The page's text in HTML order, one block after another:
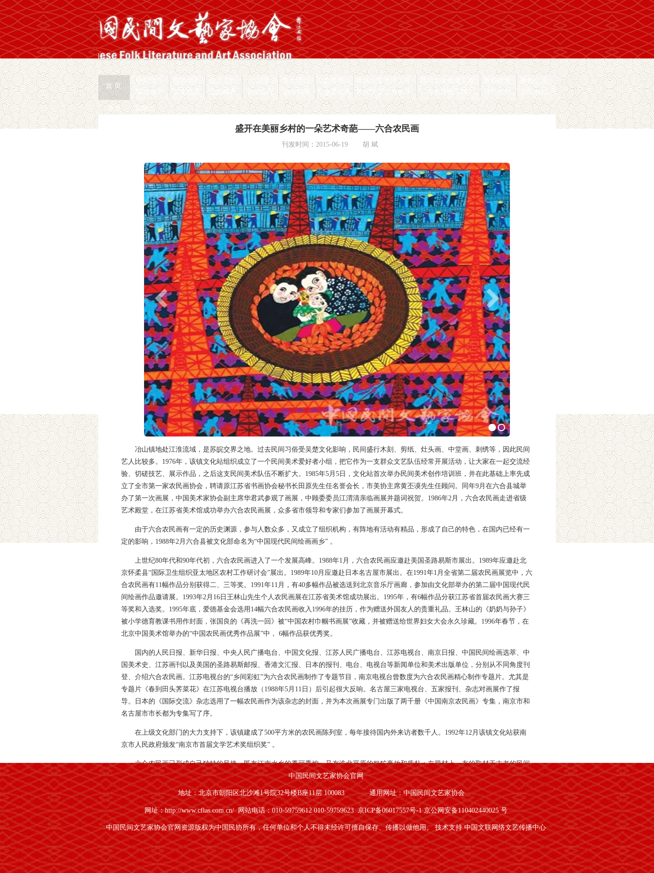
首 页
中国民协 民协动态 会员工作 山花奖 节会活动 工艺博览会 民间文学大系工程 民间文化抢救工程 民协视频
通知公示
权益保护
文化交流 志愿服务 专家观点 协会刊物 专业委员会 民间文艺之乡名录 传承传播工程 地方民协 在线办公
首页 > 新闻页
盛开在美丽乡村的一朵艺术奇葩——六合农民画
刊发时间：2015-06-19 胡 斌
冶山镇地处江淮流域，是苏皖交界之地。过去民间习俗受吴楚文化影响，民间盛行木刻、剪纸、灶头画、中堂画、刺绣等，因此民间
艺人比较多。1976年，该镇文化站组织成立了一个民间美术爱好者小组，把它作为一支群众文艺队伍经常开展活动，让大家在一起交流经
验、切磋技艺、展示作品，之后这支民间美术队伍不断扩大。1985年5月5日，文化站首次举办民间美术创作培训班，并在此基础上率先成
立了全市第一家农民画协会，聘请原江苏省书画协会秘书长田原先生任名誉会长，市美协主席黄丕谟先生任顾问。同年9月在六合县城举
办了第一次画展，中国美术家协会副主席华君武参观了画展，中顾委委员江渭清亲临画展并题词祝贺。1986年2月，六合农民画走进省级
艺术殿堂，在江苏省美术馆成功举办六合农民画展，众多省市领导和专家们参加了画展开幕式。
由于六合农民画有一定的历史渊源，参与人数众多，又成立了组织机构，有阵地有活动有精品，形成了自己的特色，在国内已经有一
定的影响，1988年2月六合县被文化部命名为“中国现代民间绘画画乡” 。
上世纪80年代和90年代初，六合农民画进入了一个发展高峰。1988年1月，六合农民画应邀赴美国圣路易斯市展出。1989年应邀赴北
京怀柔县“国际卫生组织亚太地区农村工作研讨会”展出。1989年10月应邀赴日本名古屋市展出。在1991年1月全省第二届农民画展览中，六
合农民画有11幅作品分别获得二、三等奖。1991年11月，有40多幅作品被选送到北京音乐厅画廊，参加由文化部举办的第二届中国现代民
间绘画作品邀请展。1993年2月16日王林山先生个人农民画展在江苏省美术馆成功展出。1995年，有6幅作品分获江苏省首届农民画大赛三
等奖和入选奖。1995年底，爱德基金会选用14幅六合农民画收入1996年的挂历，作为赠送外国友人的贵重礼品。王林山的《奶奶与孙子》
被小学德育教课书用作封面，张国良的《再洗一回》被“中国农村巾帼书画展”收藏，并被赠送给世界妇女大会永久珍藏。1996年春节，在
北京中国美术馆举办的“中国农民画优秀作品展”中， 6幅作品获优秀奖。
国内的人民日报、新华日报、中央人民广播电台、中国文化报、江苏人民广播电台、江苏电视台、南京日报、中国民间绘画选萃、中
国美术史、江苏画刊以及美国的圣路易斯邮报、香港文汇报、日本的报刊、电台、电视台等新闻单位和美术出版单位，分别从不同角度刊
登、介绍六合农民画。江苏电视台的“乡间彩虹”为六合农民画制作了专题节目，南京电视台曾数度为六合农民画精心制作专题片。尤其是
专题片《春到田头荠菜花》在江苏电视台播放（1988年5月11日）后引起很大反响。名古屋三家电视台、五家报刊、杂志对画展作了报
导。日本的《国际交流》杂志选用了一幅农民画作为该杂志的封面，并为本次画展专门出版了两千册《中国南京农民画》专集，南京市和
名古屋市市长都为专集写了序。
在上级文化部门的大力支持下，该镇建成了500平方米的农民画陈列室，每年接待国内外来访者数千人。1992年12月该镇文化站获南
京市人民政府颁发“南京市首届文学艺术奖组织奖” 。
六合农民画已形成自己独特的风格，既有江南水乡的秀丽委婉，又有淮北平原的粗犷豪放和质朴；在题材上，有的取材于古老的民间
习俗、神话故事和民间传说，有的取材于富有时代气息的农村生活和对未来的憧憬；在手法上，以农民独创的绘画语言，讲情不讲理，构
图不受空间和时间的束缚，色彩不受自然真实的局限，形体不受常规比例的制约，大胆地运用夸张变形的艺术手法，形成了虚中见实、土
中见雅、拙中见美、民族风格鲜明、乡土气息浓郁的风格。著名美学家王朝闻、漫画家华君武等均给予了较高评价。随着改革的不断深
入，六合农民画的发展也与其他地区的民间艺术一样经历着变化。农民画缺乏专业营销，使很多民间艺人逐渐打消从事民间艺术创作的兴
趣。缺少产业化运作，长期靠政府财政供养，经费不足，留不住人才，难以传承，农民画的生存成为难题。六合农民画的发展在世纪之交
的近十年时间就遭遇了这样的尴尬。
2007年，南京市司法局、六合区纪委看重六合农民画是“反映农村现实的，表现农民情趣的，出自农民之手”的特点，将六合农民画与
法制宣传和廉政教育结合起来，在我镇设立南京市法制文化创作基地和六合区廉政文化创作基地，召集农民画作者开展专题创作活动，组
中国民间文艺家协会官网
地址：北京市朝阳区北沙滩1号院32号楼B座11层 100083 通用网址：中国民间文艺家协会
网址：http://www.cflas.com.cn/网站电话：010-59759612 010-59759623京ICP备06017557号-1京公网安备110402440025 号
中国民间文艺家协会官网资源版权为中国民协所有，任何单位和个人不得未经许可擅自保存、传播以做他用。技术支持 中国文联网络文艺传播中心